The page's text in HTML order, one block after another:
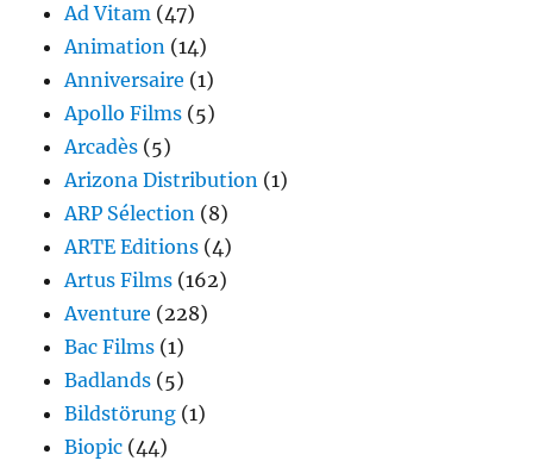
Ad Vitam (47)
Animation (14)
Anniversaire (1)
Apollo Films (5)
Arcadès (5)
Arizona Distribution (1)
ARP Sélection (8)
ARTE Editions (4)
Artus Films (162)
Aventure (228)
Bac Films (1)
Badlands (5)
Bildstörung (1)
Biopic (44)